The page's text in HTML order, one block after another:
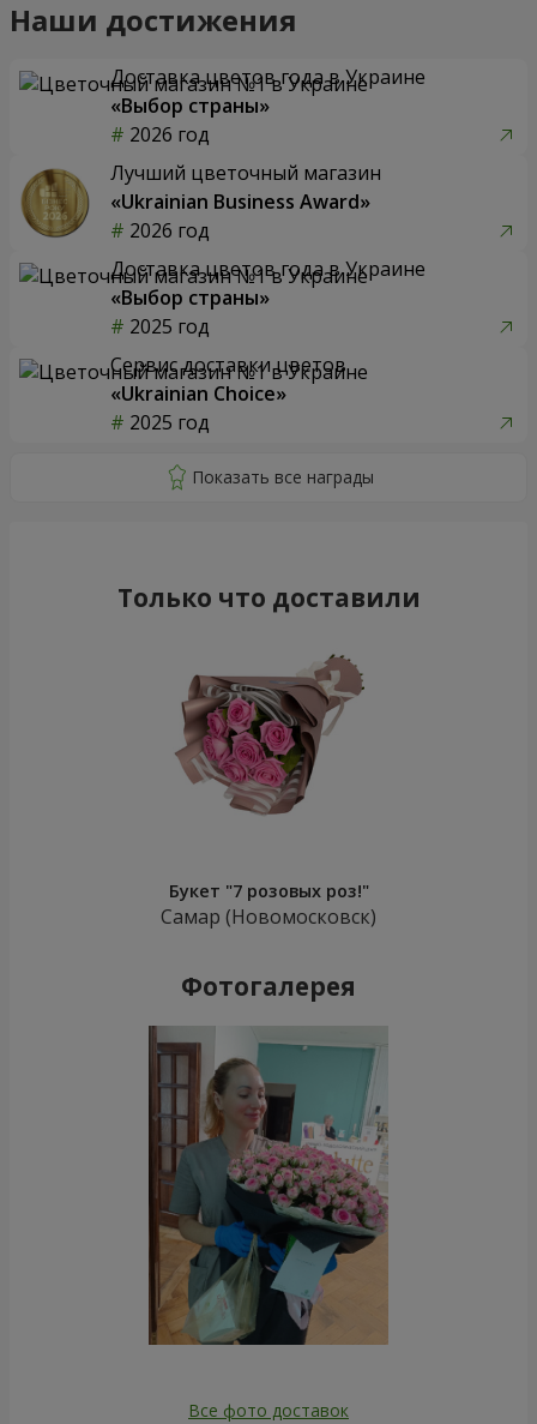
Наши достижения
Доставка цветов года в Украине
«Выбор страны»
2026 год
Лучший цветочный магазин
«Ukrainian Business Award»
2026 год
Доставка цветов года в Украине
«Выбор страны»
2025 год
Сервис доставки цветов
«Ukrainian Choice»
2025 год
Только что доставили
Букет "7 розовых роз!"
Самар (Новомосковск)
Фотогалерея
Все фото доставок